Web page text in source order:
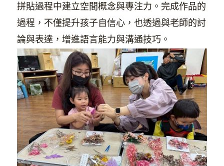
拼貼過程中建立空間概念與專注力。完成作品的
過程，不僅提升孩子自信心，也透過與老師的討
論與表達，增進語言能力與溝通技巧。